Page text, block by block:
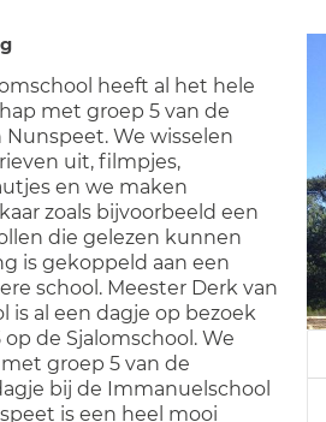
heeft al het hele
met groep 5 van de
We wisselen
uit, filmpjes,
en we maken
zoals bijvoorbeeld een
die gelezen kunnen
is gekoppeld aan een
school. Meester Derk van
is al een dagje op bezoek
de Sjalomschool. We
groep 5 van de
bij de Immanuelschool
is een heel mooi